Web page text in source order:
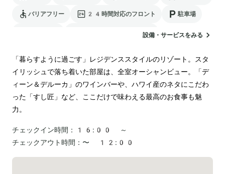
バリアフリー 24時間対応のフロント 駐車場
電気自動車の充電スタンド設備・サービスをみる
「暮らすように過ごす」レジデンススタイルのリゾート。スタ
イリッシュで落ち着いた部屋は、全室オーシャンビュー。「デ
ィーン＆デルーカ」のワインバーや、ハワイ産のネタにこだわ
った「すし匠」など、ここだけで味わえる最高のお食事も魅
力。
チェックイン時間：
16:00 ～
チェックアウト時間： 〜 12:00